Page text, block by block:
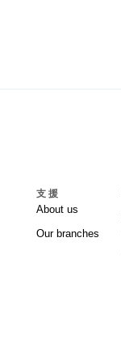
支援
About us
Our branches